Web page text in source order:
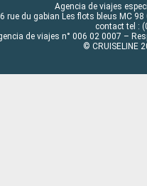
Agencia de viajes
rue du gabian Les flots bleus MC
contact tel :
de viajes n° 006 02 0007 –
© CRUISELINE